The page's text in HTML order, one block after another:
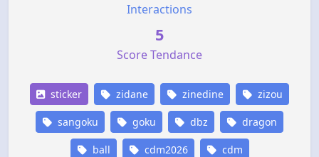
Interactions
5
Score Tendance
sticker zidane zinedine zizou
sangoku goku dbz dragon
ball cdm2026 cdm